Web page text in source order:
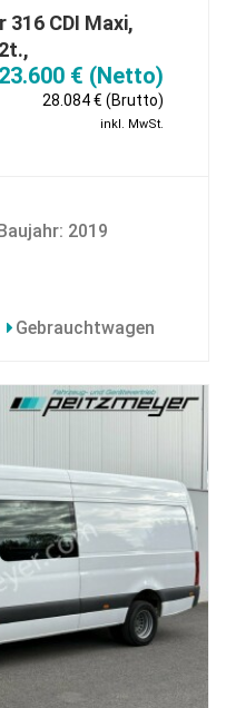
316 CDI Maxi,
23.600 € (Netto)
28.084 € (Brutto)
inkl. MwSt.
2019
Gebrauchtwagen